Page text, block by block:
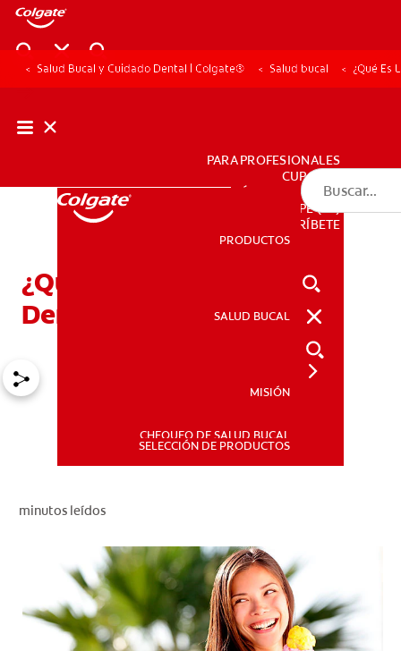
PRODUCTOS
PARA PROFESIONALES
CUPONES
PARA PROFESIONALES
CUPONES
DÓNDE COMPRAR
PE (ES)
SUSCRÍBETE
PRODUCTOS
SALUD BUCAL
MISIÓN
CHEQUEO DE SALUD BUCAL
SELECCIÓN DE PRODUCTOS
Salud Bucal y Cuidado Dental | Colgate® Salud bucal ¿Qué Es
¿Qué Es La Sensibilidad
Dental?
minutos leídos